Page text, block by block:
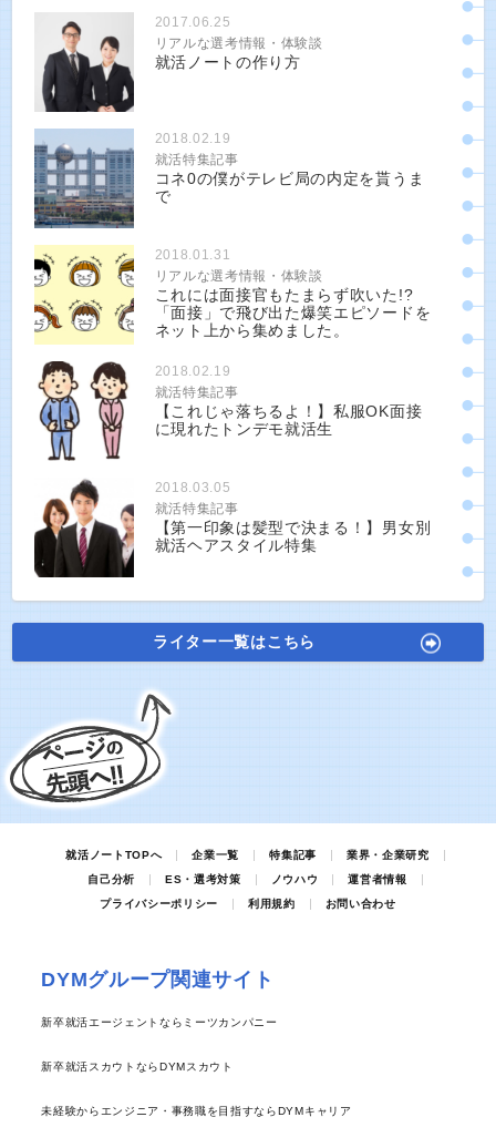
2017.06.25
リアルな選考情報・体験談
就活ノートの作り方
2018.02.19
就活特集記事
コネ0の僕がテレビ局の内定を貰うま
で
2018.01.31
リアルな選考情報・体験談
これには面接官もたまらず吹いた!?
「面接」で飛び出た爆笑エピソードを
ネット上から集めました。
2018.02.19
就活特集記事
【これじゃ落ちるよ！】私服OK面接
に現れたトンデモ就活生
2018.03.05
就活特集記事
【第一印象は髪型で決まる！】男女別
就活ヘアスタイル特集
ライター一覧はこちら
就活ノートTOPへ 企業一覧 特集記事
業界・企業研究
自己分析
ES・選考対策 ノウハウ
運営者情報
プライバシーポリシー
利用規約 お問い合わせ
DYMグループ関連サイト
新卒就活エージェントならミーツカンパニー
新卒就活スカウトならDYMスカウト
未経験からエンジニア・事務職を目指すならDYMキャリア